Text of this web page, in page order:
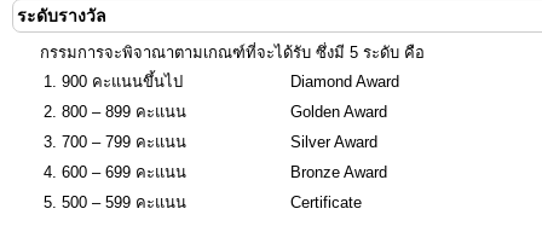
ระดับรางวัล
กรรมการจะพิจาณาตามเกณฑ์ที่จะได้รับ ซึ่งมี 5 ระดับ คือ
1. 900 คะแนนขึ้นไป
Diamond Award
2. 800 – 899 คะแนน
Golden Award
3. 700 – 799 คะแนน
Silver Award
4. 600 – 699 คะแนน
Bronze Award
5. 500 – 599 คะแนน
Certificate